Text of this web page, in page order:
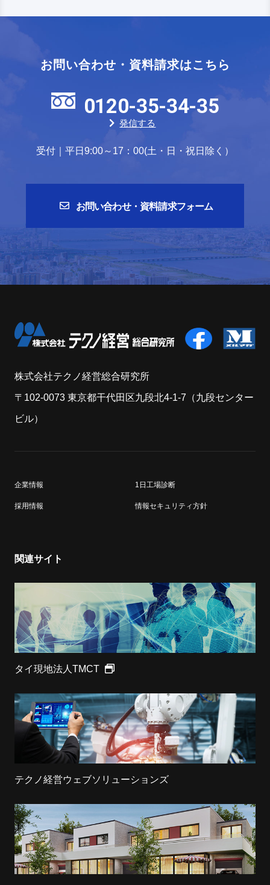
お問い合わせ・資料請求はこちら
0120-35-34-35
発信する
受付｜平日9:00～17：00(土・日・祝日除く）
お問い合わせ・資料請求フォーム
株式会社テクノ経営総合研究所
〒102-0073 東京都干代田区九段北4-1-7（九段センター
ビル）
企業情報 1日工場診断
採用情報 情報セキュリティ方針
関連サイト
タイ現地法人TMCT
テクノ経営ウェブソリューションズ